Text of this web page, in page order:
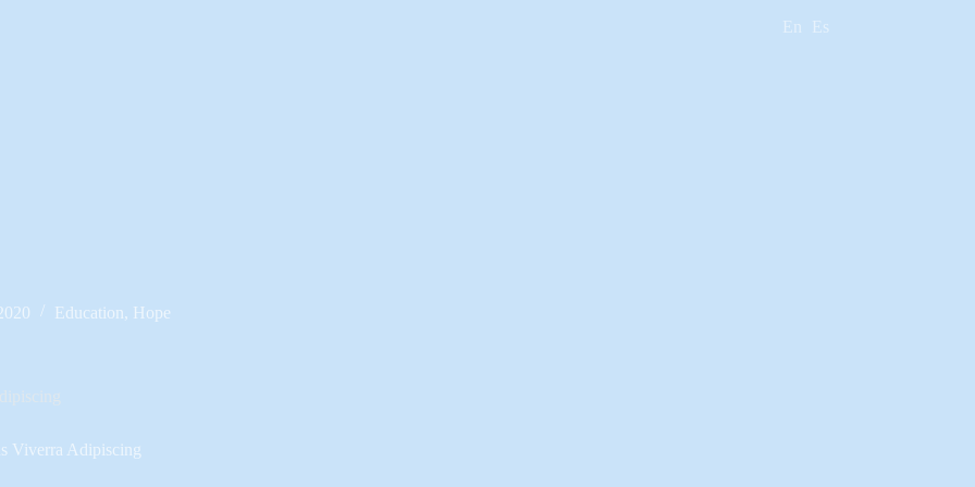
En Es
Education, Hope
Viverra Adipiscing